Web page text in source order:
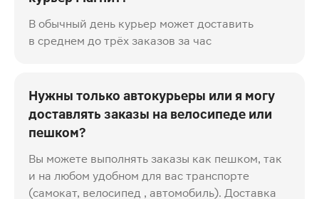
В обычный день курьер может доставить
в среднем до трёх заказов за час
Нужны только автокурьеры или я могу
доставлять заказы на велосипеде или
пешком?
Вы можете выполнять заказы как пешком, так
и на любом удобном для вас транспорте
(самокат, велосипед , автомобиль). Доставка